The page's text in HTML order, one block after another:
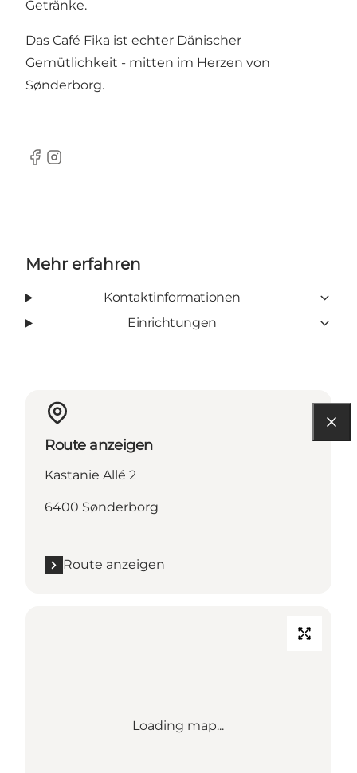
Getränke.
Das Café Fika ist echter Dänischer
Gemütlichkeit - mitten im Herzen von
Sønderborg.
facebook
instagram
Mehr erfahren
Kontaktinformationen
Einrichtungen
Route anzeigen
Kastanie Allé 2
6400 Sønderborg
Route anzeigen
Loading map...